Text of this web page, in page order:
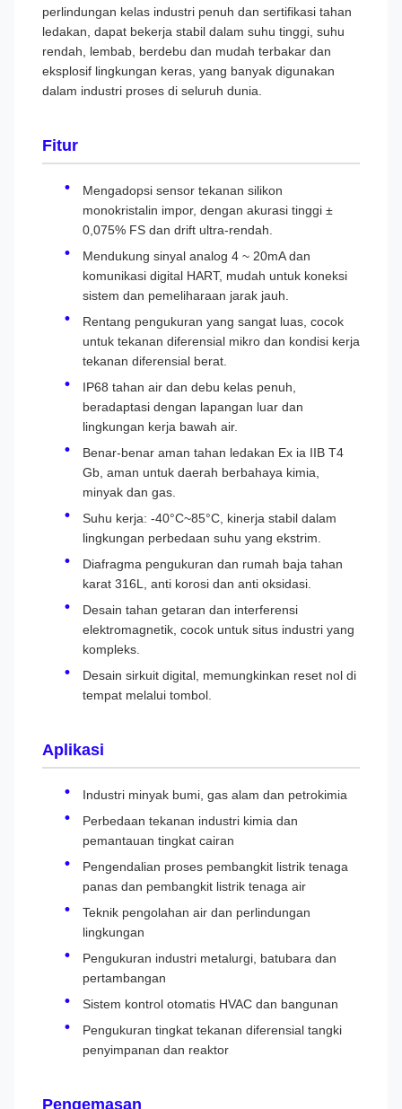
perlindungan kelas industri penuh dan sertifikasi tahan
ledakan, dapat bekerja stabil dalam suhu tinggi, suhu
rendah, lembab, berdebu dan mudah terbakar dan
eksplosif lingkungan keras, yang banyak digunakan
dalam industri proses di seluruh dunia.
Fitur
Mengadopsi sensor tekanan silikon
monokristalin impor, dengan akurasi tinggi ±
0,075% FS dan drift ultra-rendah.
Mendukung sinyal analog 4 ~ 20mA dan
komunikasi digital HART, mudah untuk koneksi
sistem dan pemeliharaan jarak jauh.
Rentang pengukuran yang sangat luas, cocok
untuk tekanan diferensial mikro dan kondisi kerja
tekanan diferensial berat.
IP68 tahan air dan debu kelas penuh,
beradaptasi dengan lapangan luar dan
lingkungan kerja bawah air.
Benar-benar aman tahan ledakan Ex ia IIB T4
Gb, aman untuk daerah berbahaya kimia,
minyak dan gas.
Suhu kerja: -40°C~85°C, kinerja stabil dalam
lingkungan perbedaan suhu yang ekstrim.
Diafragma pengukuran dan rumah baja tahan
karat 316L, anti korosi dan anti oksidasi.
Desain tahan getaran dan interferensi
elektromagnetik, cocok untuk situs industri yang
kompleks.
Desain sirkuit digital, memungkinkan reset nol di
tempat melalui tombol.
Aplikasi
Industri minyak bumi, gas alam dan petrokimia
Perbedaan tekanan industri kimia dan
pemantauan tingkat cairan
Pengendalian proses pembangkit listrik tenaga
panas dan pembangkit listrik tenaga air
Teknik pengolahan air dan perlindungan
lingkungan
Pengukuran industri metalurgi, batubara dan
pertambangan
Sistem kontrol otomatis HVAC dan bangunan
Pengukuran tingkat tekanan diferensial tangki
penyimpanan dan reaktor
Pengemasan